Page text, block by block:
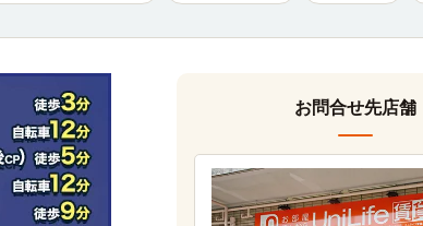
お問合せ先店舗